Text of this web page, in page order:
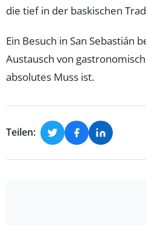
die tief in der baskischen
Ein Besuch in San Sebastián
Austausch von
absolutes Muss ist.
Teilen: